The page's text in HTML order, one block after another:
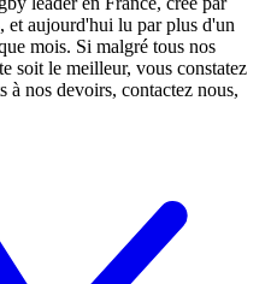
et aujourd'hui lu par plus d'un
mois. Si malgré tous nos
soit le meilleur, vous constatez
à nos devoirs, contactez nous,